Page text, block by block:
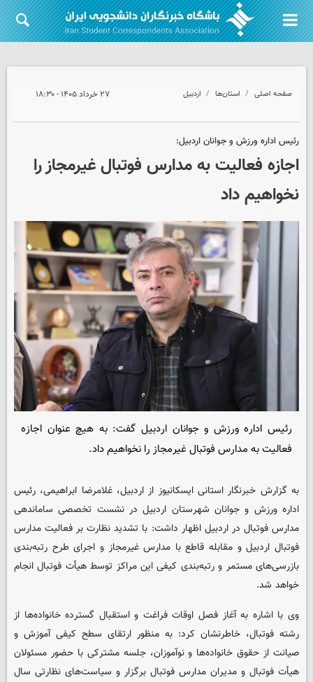
صفحه اصلی استان‌ها اردبیل ۲۷ خرداد ۱۴۰۵ - ۱۸:۳۰
رئیس اداره ورزش و جوانان اردبیل:
اجازه فعالیت به مدارس فوتبال غیرمجاز را
نخواهیم داد
رئیس اداره ورزش و جوانان اردبیل گفت: به هیچ عنوان اجازه
فعالیت به مدارس فوتبال غیرمجاز را نخواهیم داد.
به گزارش خبرنگار استانی ایسکانیوز از اردبیل، غلامرضا ابراهیمی، رئیس
اداره ورزش و جوانان شهرستان اردبیل در نشست تخصصی ساماندهی
مدارس فوتبال در اردبیل اظهار داشت: با تشدید نظارت بر فعالیت مدارس
فوتبال اردبیل و مقابله قاطع با مدارس غیرمجاز و اجرای طرح رتبه‌بندی
بازرسی‌های مستمر و رتبه‌بندی کیفی این مراکز توسط هیأت فوتبال انجام
خواهد شد.
وی با اشاره به آغاز فصل اوقات فراغت و استقبال گسترده خانواده‌ها از
رشته فوتبال، خاطرنشان کرد: به منظور ارتقای سطح کیفی آموزش و
صیانت از حقوق خانواده‌ها و نوآموزان، جلسه مشترکی با حضور مسئولان
هیأت فوتبال و مدیران مدارس فوتبال برگزار و سیاست‌های نظارتی سال